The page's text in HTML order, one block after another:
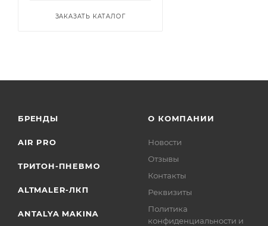
ЗАКАЗАТЬ КАТАЛОГ
БРЕНДЫ
AIR PRO
ТРИТОН-ПНЕВМО
ALTMALER-ЛКП
ANTALYA MAKINA
О КОМПАНИИ
Новости
Отзывы
Контакты
Реквизиты
Политика
конфиденциальности и